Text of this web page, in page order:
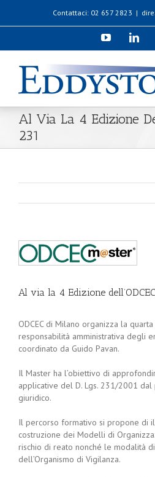
Contattaci: 02 657 2823 |
Al Via La 4 Edizione
231
Al via la 4 Edizione
ODCEC di Milano organizza la
responsabilità amministrativa degli
coordinato da Guido Pavan.
Il Master ha l’obiettivo di
applicative del D. Lgs. 231/2001
giuridico.
Il percorso formativo si propone di
costruzione dei Modelli di
rischio di reato nonché le modalità
dell’Organismo di Vigilanza.